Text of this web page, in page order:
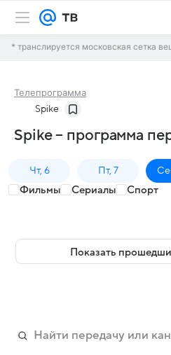
* транслируется московская сетка
Телепрограмма
Spike
Spike – программа
Чт, 6 Пт, 7
Фильмы Сериалы Спорт
Показать